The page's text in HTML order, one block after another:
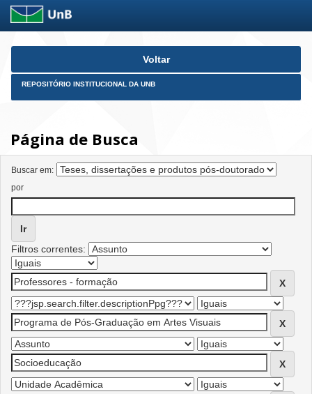
Skip
Voltar
REPOSITÓRIO INSTITUCIONAL DA UNB
Página de Busca
Buscar em:
por
Filtros correntes: